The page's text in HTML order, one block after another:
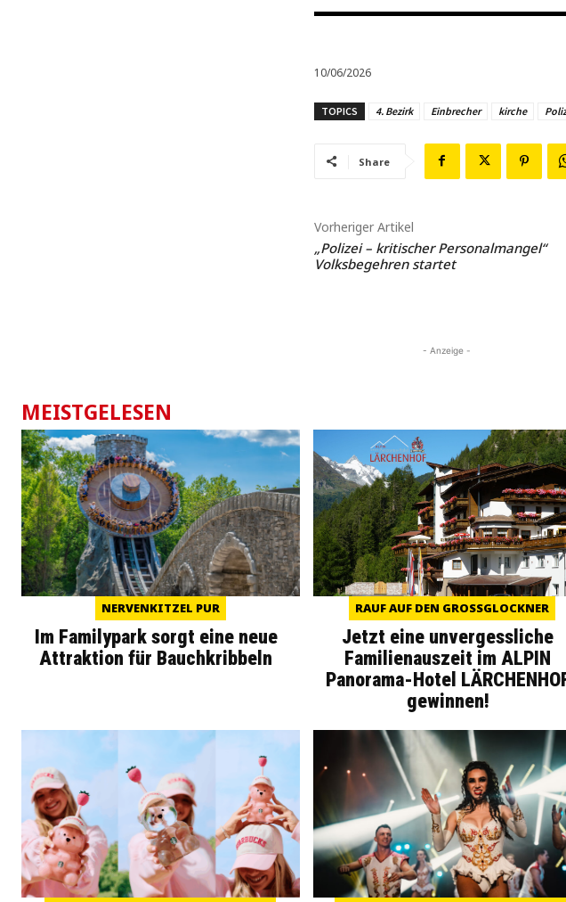
10/06/2026
TOPICS 4. Bezirk Einbrecher kirche
Share
Vorheriger Artikel
„Polizei – kritischer Personalmangel“
Volksbegehren startet
- Anzeige -
MEISTGELESEN
NERVENKITZEL PUR
Im Familypark sorgt eine neue
Attraktion für Bauchkribbeln
RAUF AUF DEN GROSSGLOCKNER
Jetzt eine unvergessliche
Familienauszeit im ALPIN
Panorama-Hotel
gewinnen!